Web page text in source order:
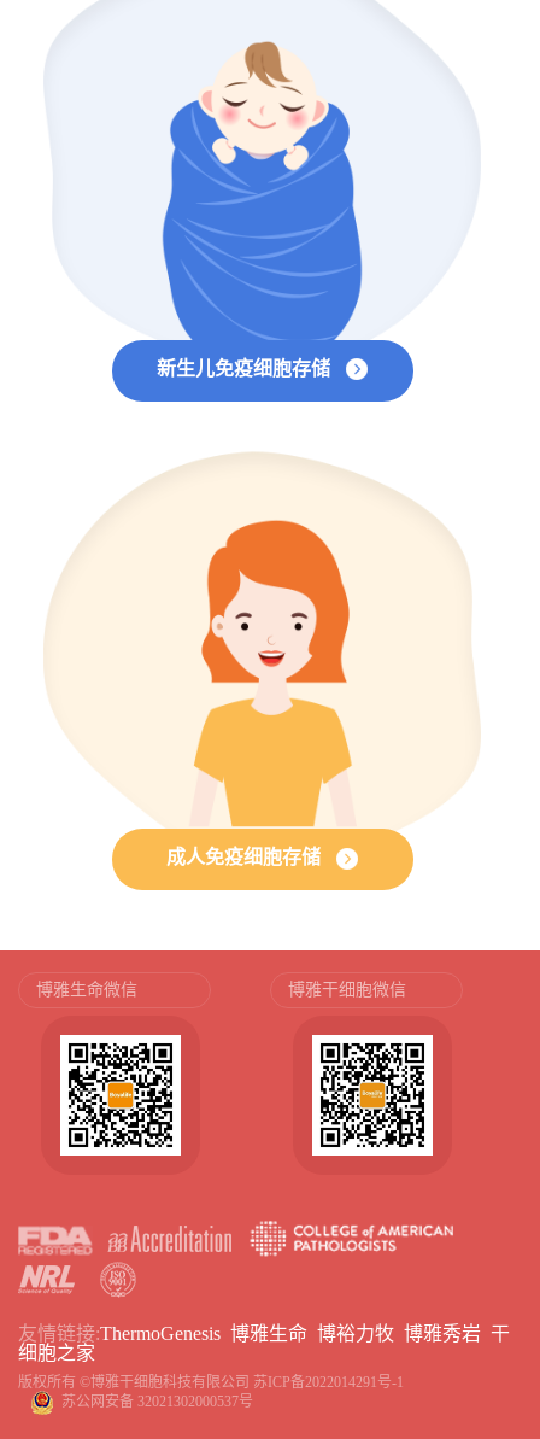
新生儿免疫细胞存储
成人免疫细胞存储
博雅生命微信 博雅干细胞微信
友情链接:ThermoGenesis 博雅生命 博裕力牧 博雅秀岩 干
细胞之家
版权所有 ©博雅干细胞科技有限公司 苏ICP备2022014291号-1
苏公网安备 32021302000537号